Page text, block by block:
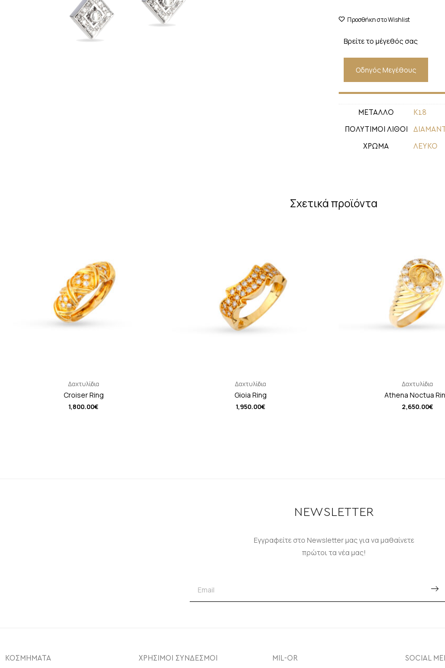
Προσθήκη στο Wishlist
Βρείτε το μέγεθός σας
Οδηγός Μεγέθους
ΜΕΤΑΛΛΟ Κ18
ΠΟΛΥΤΙΜΟΙ ΛΙΘΟΙ
ΧΡΩΜΑ ΛΕΥΚΟ
Σχετικά προϊόντα
Δαχτυλίδια
Croiser Ring
1,800.00€
Δαχτυλίδια
Gioia Ring
1,950.00€
Δαχτυλίδια
Athena Noctua
2,650.00€
NEWSLETTER
Εγγραφείτε στο Newsletter μας για να μαθαίνετε
πρώτοι τα νέα μας!
ΚΟΣΜΗΜΑΤΑ ΧΡΗΣΙΜΟΙ ΣΥΝΔΕΣΜΟΙ MIL-OR SOCIAL